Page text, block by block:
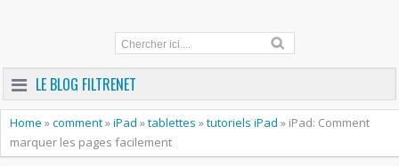
LE BLOG FILTRENET
Home »comment»iPad »tablettes »tutoriels iPad » iPad: Comment
marquer les pages facilement